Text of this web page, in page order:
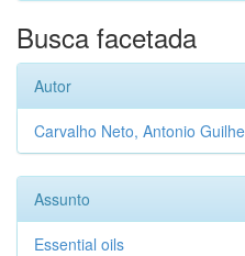
Busca facetada
Autor
Carvalho Neto, Antonio
Assunto
Essential oils